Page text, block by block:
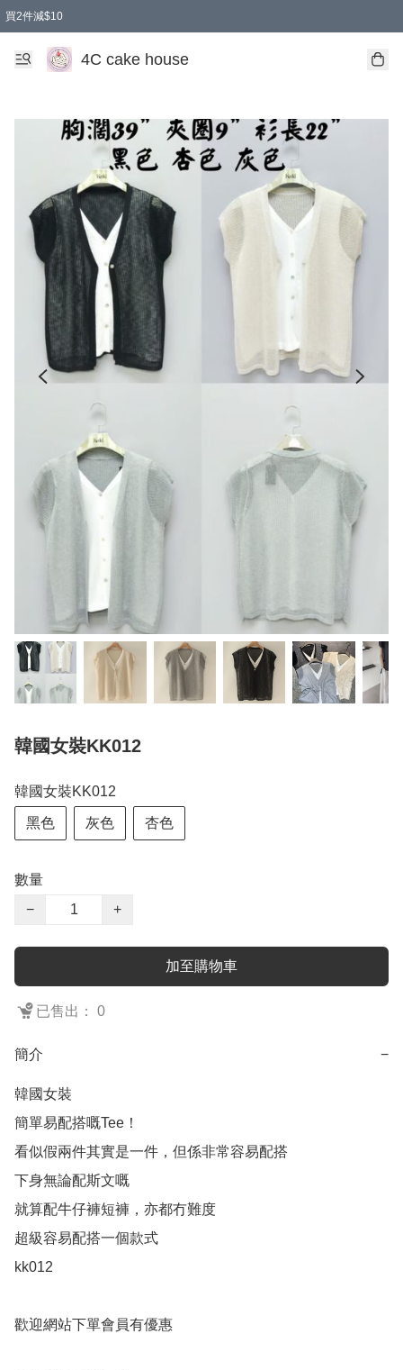
買2件減$10
任選兩件減$10
買兩盒減$10
買兩件減$10
買2件減$10
4C cake house
韓國女裝KK012
韓國女裝KK012
黑色 灰色 杏色
數量
−
+
加至購物車
已售出： 0
簡介 −
韓國女裝
簡單易配搭嘅Tee！
看似假兩件其實是一件，但係非常容易配搭
下身無論配斯文嘅
就算配牛仔褲短褲，亦都冇難度
超級容易配搭一個款式
kk012
歡迎網站下單會員有優惠